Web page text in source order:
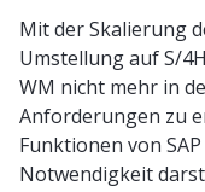
Mit der Skalierung
Umstellung auf S/
WM nicht mehr in
Anforderungen zu
Funktionen von
Notwendigkeit